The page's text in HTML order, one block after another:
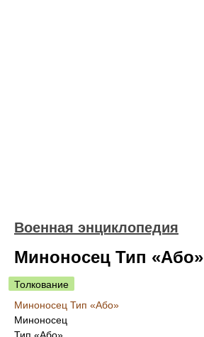
Военная энциклопедия
Миноносец Тип «Або»
Толкование
Миноносец Тип «Або»
Миноносец